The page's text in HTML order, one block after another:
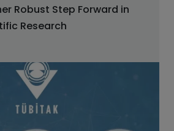
Robust Step Forward in
Research